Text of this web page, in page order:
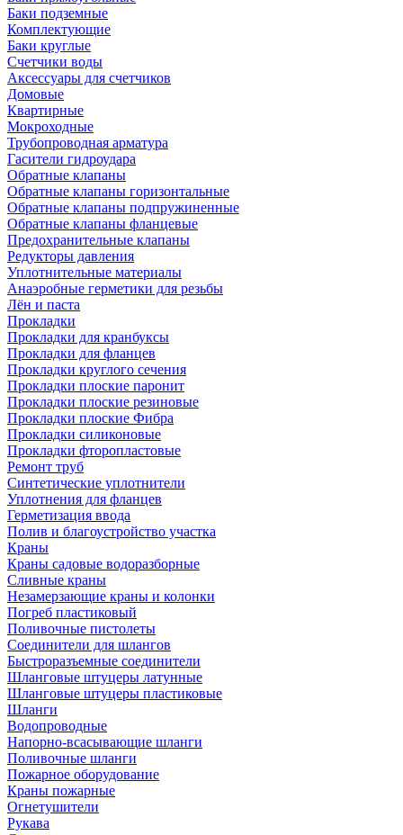
Баки подземные
Комплектующие
Баки круглые
Счетчики воды
Аксессуары для счетчиков
Домовые
Квартирные
Мокроходные
Трубопроводная арматура
Гасители гидроудара
Обратные клапаны
Обратные клапаны горизонтальные
Обратные клапаны подпружиненные
Обратные клапаны фланцевые
Предохранительные клапаны
Редукторы давления
Уплотнительные материалы
Анаэробные герметики для резьбы
Лён и паста
Прокладки
Прокладки для кранбуксы
Прокладки для фланцев
Прокладки круглого сечения
Прокладки плоские паронит
Прокладки плоские резиновые
Прокладки плоские Фибра
Прокладки силиконовые
Прокладки фторопластовые
Ремонт труб
Синтетические уплотнители
Уплотнения для фланцев
Герметизация ввода
Полив и благоустройство участка
Краны
Краны садовые водоразборные
Сливные краны
Незамерзающие краны и колонки
Погреб пластиковый
Поливочные пистолеты
Соединители для шлангов
Быстроразъемные соединители
Шланговые штуцеры латунные
Шланговые штуцеры пластиковые
Шланги
Водопроводные
Напорно-всасывающие шланги
Поливочные шланги
Пожарное оборудование
Краны пожарные
Огнетушители
Рукава